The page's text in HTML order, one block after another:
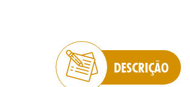
Molhos Pipocas
DESCRIÇÃO